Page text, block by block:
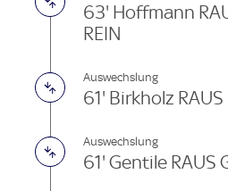
63' Hoffmann
REIN
Auswechslung
61' Birkholz
Auswechslung
61' Gentile RAUS